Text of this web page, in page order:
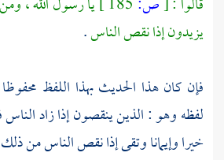
يزيدون إذا نقص الناس.
فإن كان هذا الحديث بهذا اللفظ
لفظه وهو : الذين ينقصون إذا زاد
خيرا وإيمانا وتقى إذا نقص الناس من